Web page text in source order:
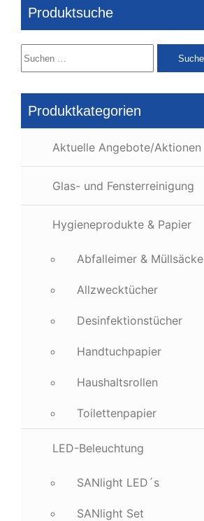
Produktsuche
Suchen
nach:
Produktkategorien
Aktuelle Angebote/Aktionen
Glas- und Fensterreinigung
Hygieneprodukte & Papier
Abfalleimer & Müllsäcke
Allzwecktücher
Desinfektionstücher
Handtuchpapier
Haushaltsrollen
Toilettenpapier
LED-Beleuchtung
SANlight LED´s
SANlight Set